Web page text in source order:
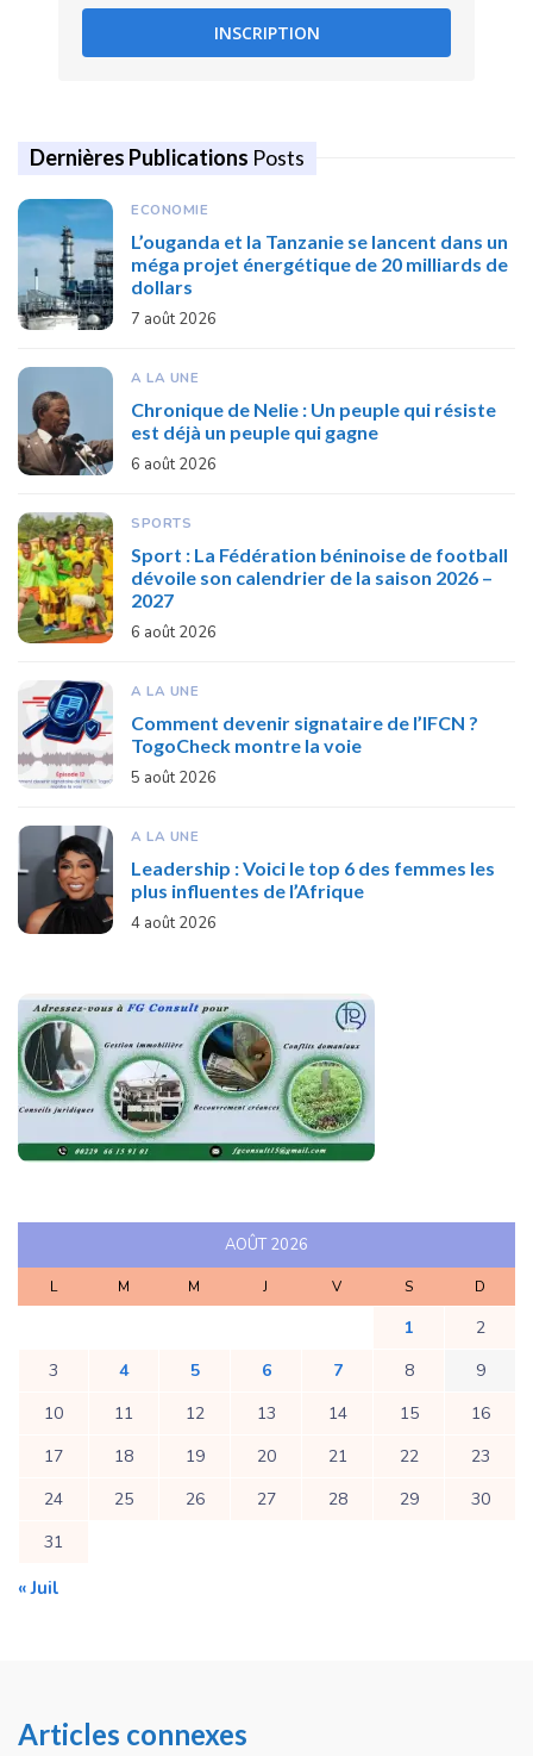
INSCRIPTION
Dernières Publications Posts
ECONOMIE
L’ouganda et la Tanzanie se lancent dans un
méga projet énergétique de 20 milliards de
dollars
7 août 2026
A LA UNE
Chronique de Nelie : Un peuple qui résiste
est déjà un peuple qui gagne
6 août 2026
SPORTS
Sport : La Fédération béninoise de football
dévoile son calendrier de la saison 2026 –
2027
6 août 2026
A LA UNE
Comment devenir signataire de l’IFCN ?
TogoCheck montre la voie
5 août 2026
A LA UNE
Leadership : Voici le top 6 des femmes les
plus influentes de l’Afrique
4 août 2026
AOÛT 2026
L M M J V S D
1
2
3
4 5 6 7 8
9
10
11 12 13 14 15
16
17
18 19 20 21 22
23
24
25 26 27 28 29
30
31
« Juil
Articles connexes